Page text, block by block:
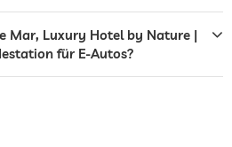
Saisonal geöffnet
Schnorcheln
Mar, Luxury Hotel by Nature |
für E-Autos?